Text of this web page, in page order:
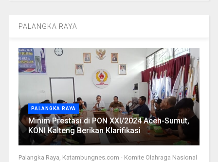
PALANGKA RAYA
PALANGKA RAYA
Minim Prestasi di PON XXI/2024 Aceh-Sumut,
KONI Kalteng Berikan Klarifikasi
Palangka Raya, Katambungnes.com - Komite Olahraga Nasional